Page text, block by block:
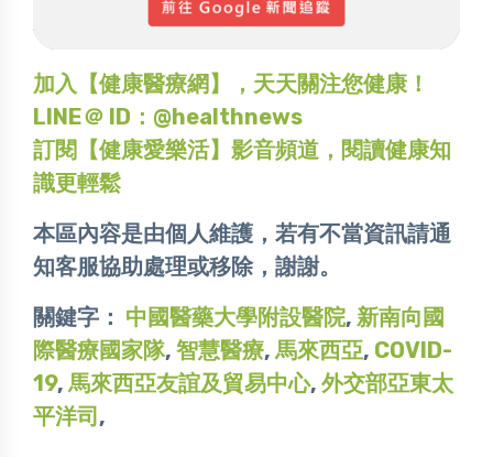
加入【健康醫療網】，天天關注您健康！
LINE＠ ID：@healthnews
訂閱【健康愛樂活】影音頻道，閱讀健康知
識更輕鬆
本區內容是由個人維護，若有不當資訊請通
知客服協助處理或移除，謝謝。
關鍵字： 中國醫藥大學附設醫院, 新南向國
際醫療國家隊, 智慧醫療, 馬來西亞, COVID-
19, 馬來西亞友誼及貿易中心, 外交部亞東太
平洋司 ,